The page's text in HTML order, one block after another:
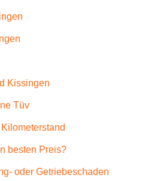
Kissingen
Tüv
besten Preis?
oder Getriebeschaden